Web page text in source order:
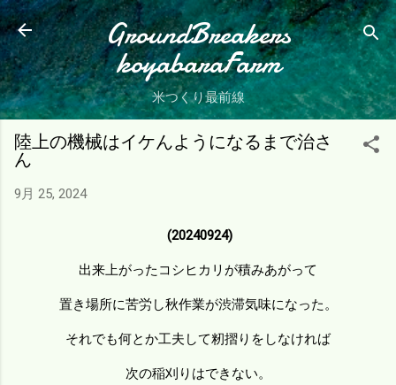
スキップしてメイン コンテンツに移動
GroundBreakers
koyabaraFarm
米つくり最前線
陸上の機械はイケんようになるまで治さ
ん
9月 25, 2024
(20240924)
出来上がったコシヒカリが積みあがって
置き場所に苦労し秋作業が渋滞気味になった。
それでも何とか工夫して籾摺りをしなければ
次の稲刈りはできない。